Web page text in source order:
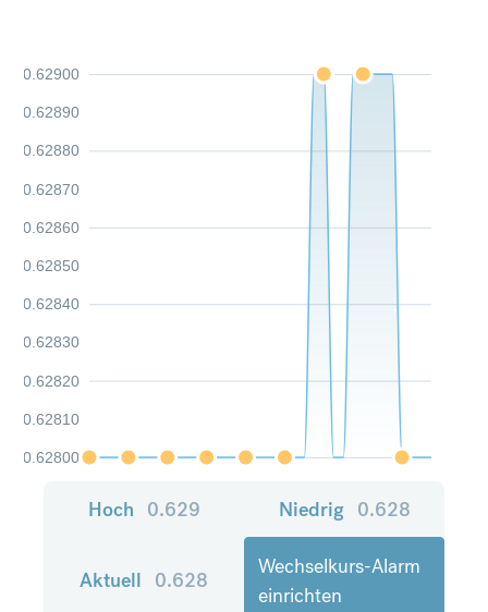
0.62800
0.62810
0.62820
0.62830
0.62840
0.62850
0.62860
0.62870
0.62880
0.62890
0.62900
Hoch 0.629 Niedrig 0.628
Aktuell 0.628
Wechselkurs-Alarm
einrichten